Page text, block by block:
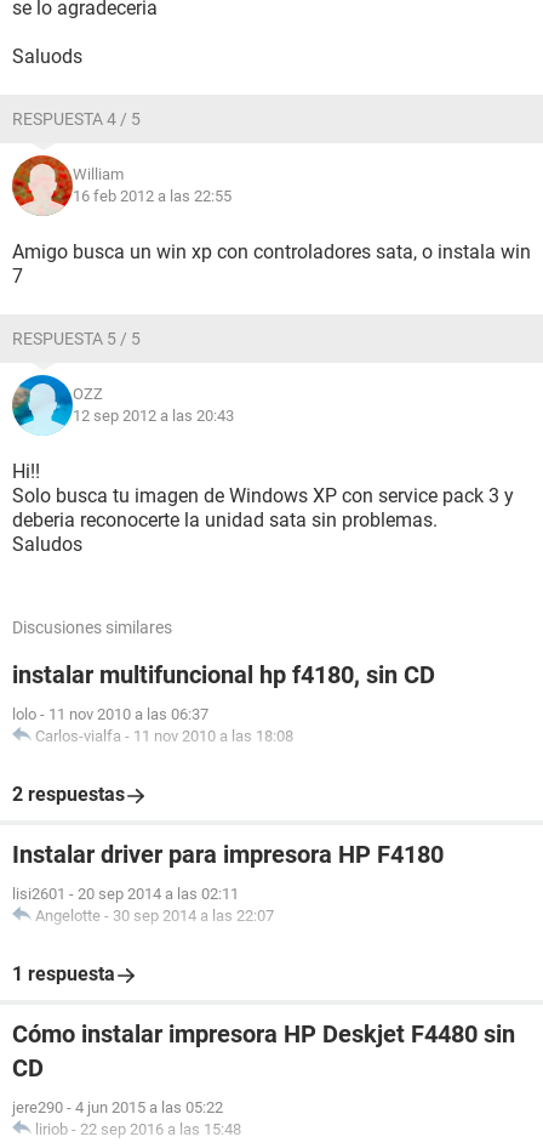
se lo agradeceria
Saluods
RESPUESTA 4 / 5
William
16 feb 2012 a las 22:55
Amigo busca un win xp con controladores sata, o instala win
7
RESPUESTA 5 / 5
OZZ
12 sep 2012 a las 20:43
Hi!!
Solo busca tu imagen de Windows XP con service pack 3 y
deberia reconocerte la unidad sata sin problemas.
Saludos
Discusiones similares
instalar multifuncional hp f4180, sin CD
lolo - 11 nov 2010 a las 06:37
Carlos-vialfa - 11 nov 2010 a las 18:08
2 respuestas
Instalar driver para impresora HP F4180
lisi2601 - 20 sep 2014 a las 02:11
Angelotte - 30 sep 2014 a las 22:07
1 respuesta
Cómo instalar impresora HP Deskjet F4480 sin
CD
jere290 - 4 jun 2015 a las 05:22
liriob - 22 sep 2016 a las 15:48